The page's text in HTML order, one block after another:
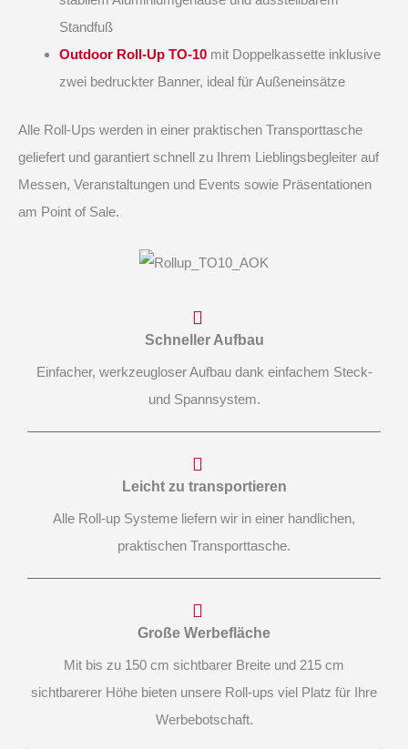
Standfuß
Outdoor Roll-Up TO-10 mit Doppelkassette inklusive
zwei bedruckter Banner, ideal für Außeneinsätze
Alle Roll-Ups werden in einer praktischen Transporttasche
geliefert und garantiert schnell zu Ihrem Lieblingsbegleiter auf
Messen, Veranstaltungen und Events sowie Präsentationen
am Point of Sale.
Schneller Aufbau
Einfacher, werkzeugloser Aufbau dank einfachem Steck-
und Spannsystem.
Leicht zu transportieren
Alle Roll-up Systeme liefern wir in einer handlichen,
praktischen Transporttasche.
Große Werbefläche
Mit bis zu 150 cm sichtbarer Breite und 215 cm
sichtbarerer Höhe bieten unsere Roll-ups viel Platz für Ihre
Werbebotschaft.